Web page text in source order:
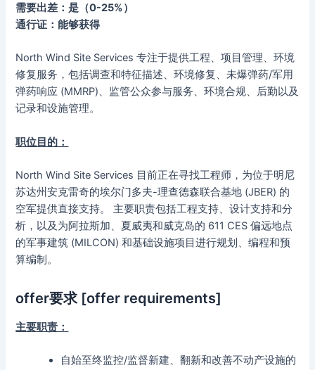
需要出差：是（0-25%）
通行证：能够获得
North Wind Site Services 专注于提供工程、项目管理、环境
修复服务，包括调查和特征描述、环境修复、未爆弹药/军用
弹药响应 (MMRP)、监管公众参与服务、环境合规、后勤以及
记录和设施管理。
职位目的：
North Wind Site Services 目前正在寻找工程师，为位于明尼
苏达州安克雷奇的埃尔门多夫-理查德森联合基地 (JBER) 的
空军提供直接支持。 主要职责包括工程支持、设计支持和分
析，以及为阿拉斯加、夏威夷和威克岛的 611 CES 偏远地点
的军事建筑 (MILCON) 和基础设施项目进行规划、编程和预
算编制。
offer要求 [offer requirements]
主要职责：
自始至终监控/监督新建、翻新和改善不动产设施的